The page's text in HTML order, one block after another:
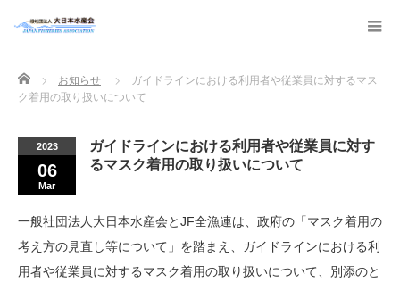
Home お知らせ
ガイドラインにおける利用者や従業員に対するマス
ク着用の取り扱いについて
2023
06
Mar
ガイドラインにおける利用者や従業員に対す
るマスク着用の取り扱いについて
一般社団法人大日本水産会とJF全漁連は、政府の「マスク着用の
考え方の見直し等について」を踏まえ、ガイドラインにおける利
用者や従業員に対するマスク着用の取り扱いについて 、別添のと